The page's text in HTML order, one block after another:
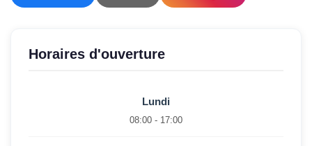
Horaires d'ouverture
Lundi
08:00 - 17:00